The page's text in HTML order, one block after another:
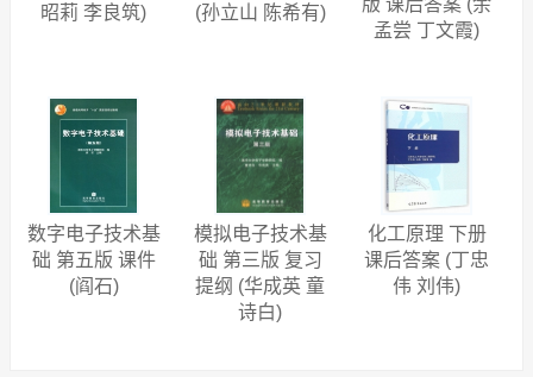
Pattern Classification 第二版 课后答案 (Richard.O.Duda
微型计算机控制技术 第三版 课后答案 (于海生)
auto1@8qpqr (河北大学)
电机学 试题分析与习题 课后答案 (胡虔生)
auto1@8xdd4
现代工程图学习题集 课后答案 (朱洲芳 周良德)
zhaorenyu (重庆大学)
线性代数 第三版 课后答案 (段正敏 刘德强)
Access数据库案例教程答案
Access数据库教程答案
Access数据库基础教程答案
AutoCAD及测绘应用答案
ASP程序设计及应用答案
Access数据库系统与应用答案
Access数据库系统与应用实验教程答案
Access数据库技术及应用答案
昭莉 李良筑)
(孙立山 陈希有)
孟尝 丁文霞)
数字电子技术基
础 第五版 课件
(阎石)
模拟电子技术基
础 第三版 复习
提纲 (华成英 童
诗白)
化工原理 下册
课后答案 (丁忠
伟 刘伟)